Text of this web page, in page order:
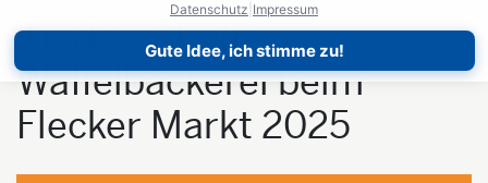
Datenschutz Impressum
Gute Idee, ich stimme zu!
Kindernothilfe-
Waffelbäckerei beim
Flecker Markt 2025